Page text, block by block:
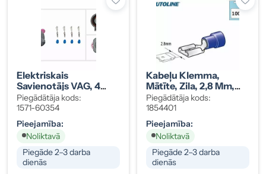
Elektriskais
Savienotājs VAG, 4
Kontaktu, 1 Gab (1571-
60354)
Piegādātāja kods:
1571-60354
Pieejamība:
Noliktavā
Piegāde 2–3 darba
dienās
Kabeļu Klemma,
Mātīte, Zila, 2,8 Mm,
100 Gab.
Piegādātāja kods:
1854401
Pieejamība:
Noliktavā
Piegāde 2–3 darba
dienās